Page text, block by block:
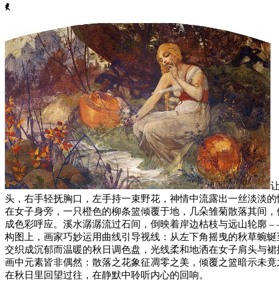
ꈅ
头，右手轻抚胸口，左手持一束野花，神情中流露出一丝淡淡
在女子身旁，一只橙色的柳条篮倾覆于地，几朵雏菊散落其间
成色彩呼应。溪水潺潺流过石间，倒映着岸边枯枝与远山轮廓
构图上，画家巧妙运用曲线引导视线：从左下角摇曳的秋草蜿
交织成沉郁而温暖的秋日调色盘，光线柔和地洒在女子肩头与
画中元素皆非偶然：散落之花象征凋零之美，倾覆之篮暗示未
在秋日里回望过往，在静默中聆听内心的回响。